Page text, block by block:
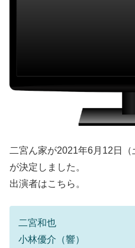
二宮ん家が2021年6月12日
が決定しました。
出演者はこちら。
二宮和也
小林優介（響）